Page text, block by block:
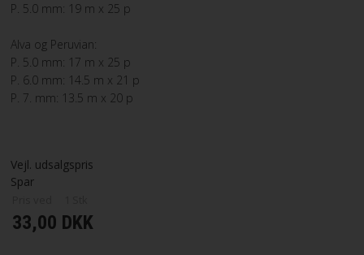
P. 5.0 mm: 19 m x 25 p
Alva og Peruvian:
P. 5.0 mm: 17 m x 25 p
P. 6.0 mm: 14.5 m x 21 p
P. 7. mm: 13.5 m x 20 p
Vejl. udsalgspris
Spar
33,00 DKK